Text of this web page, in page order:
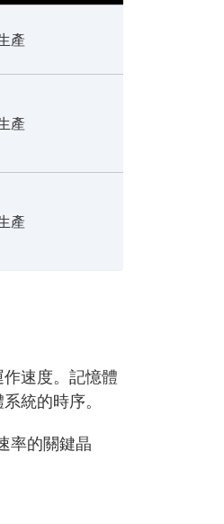
產
產
產
速度。記憶體
統的時序。
率的關鍵晶